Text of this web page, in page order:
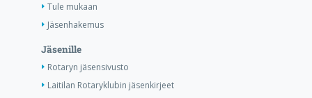
Tule mukaan
Jäsenhakemus
Jäsenille
Rotaryn jäsensivusto
Laitilan Rotaryklubin jäsenkirjeet